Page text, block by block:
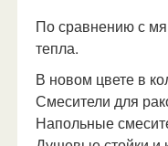
По сравнению с
тепла.
В новом цвете в
Смесители для
Напольные